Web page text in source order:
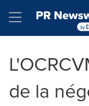
Hamburger
de la